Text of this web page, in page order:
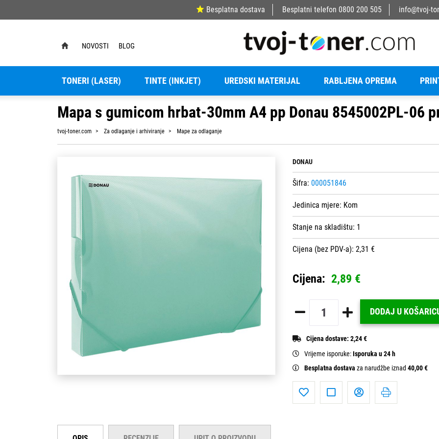
Besplatna dostava Besplatni telefon 0800 200 505 info@tvoj-
NOVOSTI BLOG
TONERI (LASER) TINTE (INKJET) UREDSKI MATERIJAL RABLJENA OPREMA
Mapa s gumicom hrbat-30mm A4 pp Donau 8545002PL-06
tvoj-toner.com Za odlaganje i arhiviranje Mape za odlaganje
DONAU
Šifra: 000051846
Jedinica mjere: Kom
Stanje na skladištu: 1
Cijena (bez PDV-a): 2,31 €
Cijena: 2,89 €
DODAJ U
Cijena dostave: 2,24 €
Vrijeme isporuke:Isporuka u 24 h
Besplatna dostava za narudžbe iznad 40,00 €